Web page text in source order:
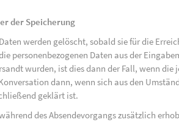
der Speicherung
werden gelöscht, sobald sie für die
personenbezogenen Daten aus der
wurden, ist dies dann der Fall, wenn
dann, wenn sich aus den
geklärt ist.
des Absendevorgangs zusätzlich